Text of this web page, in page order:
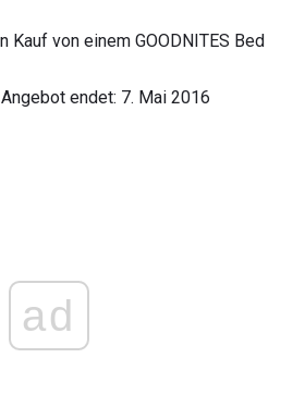
Kauf von einem GOODNITES Bed
endet: 7. Mai 2016
ad